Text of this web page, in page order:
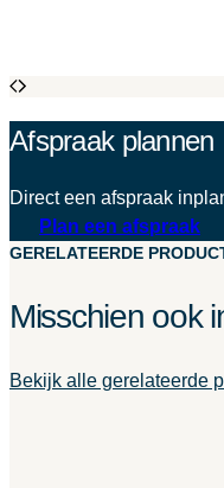
Afspraak plannen
Direct een afspraak
Plan een afspraak
GERELATEERDE
Misschien ook
Bekijk alle gerelateerde